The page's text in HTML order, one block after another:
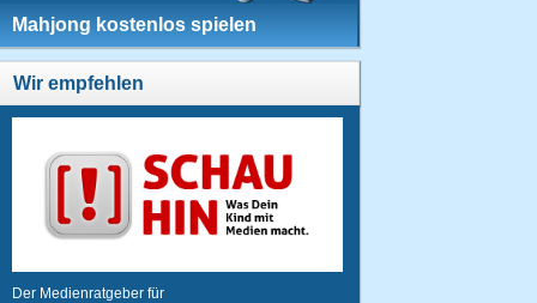
Mahjong kostenlos spielen
Wir empfehlen
Der Medienratgeber für